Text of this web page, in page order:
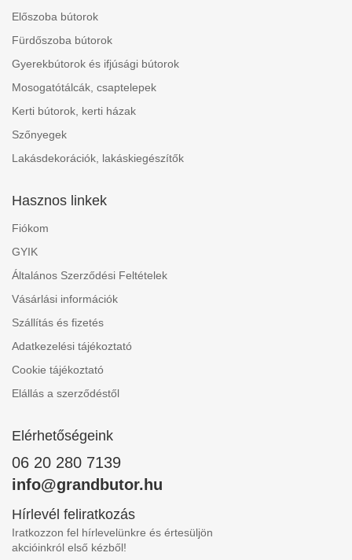
Előszoba bútorok
Fürdőszoba bútorok
Gyerekbútorok és ifjúsági bútorok
Mosogatótálcák, csaptelepek
Kerti bútorok, kerti házak
Szőnyegek
Lakásdekorációk, lakáskiegészítők
Hasznos linkek
Fiókom
GYIK
Általános Szerződési Feltételek
Vásárlási információk
Szállítás és fizetés
Adatkezelési tájékoztató
Cookie tájékoztató
Elállás a szerződéstől
Elérhetőségeink
06 20 280 7139
info@grandbutor.hu
Hírlevél feliratkozás
Iratkozzon fel hírlevelünkre és értesüljön
akcióinkról első kézből!